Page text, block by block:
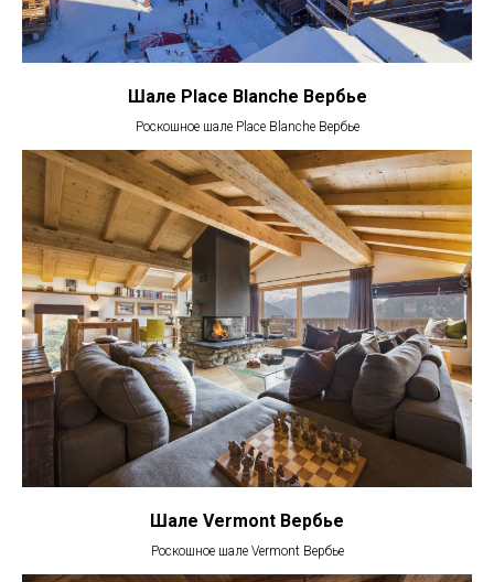
Шале Place Blanche Вербье
Роскошное шале Place Blanche Вербье
Шале Vermont Вербье
Роскошное шале Vermont Вербье